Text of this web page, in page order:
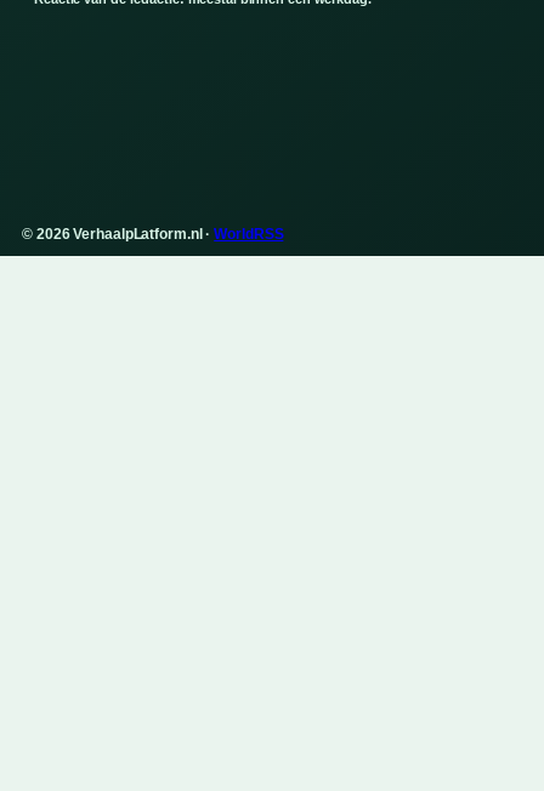
© 2026 VerhaalpLatform.nl ·WorldRSS